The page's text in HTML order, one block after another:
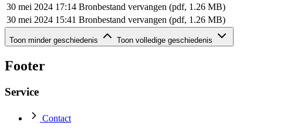
30 mei 2024 17:14 Bronbestand vervangen (pdf, 1.26 MB)
30 mei 2024 15:41 Bronbestand vervangen (pdf, 1.26 MB)
Geschiedenis van dit document (rij 6 - 6)
Datum
Actie
Toon minder geschiedenis Toon volledige geschiedenis
Footer
Service
Contact